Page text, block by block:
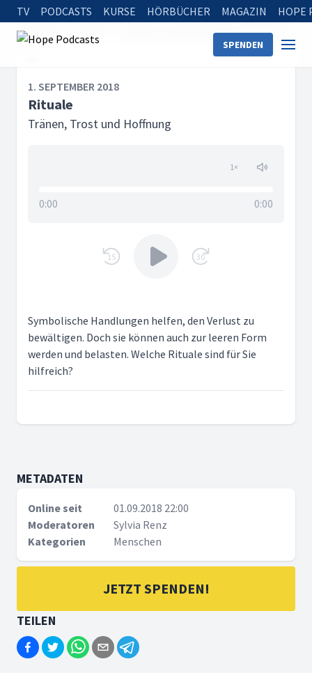
TV PODCASTS KURSE HÖRBÜCHER MAGAZIN HOPE
SPENDEN
Startseite Tränen, Trost und Hoffnung Rituale
1. SEPTEMBER 2018
Rituale
Tränen, Trost und Hoffnung
1×
0:00 0:00
15 30
Symbolische Handlungen helfen, den Verlust zu
bewältigen. Doch sie können auch zur leeren Form
werden und belasten. Welche Rituale sind für Sie
hilfreich?
METADATEN
Online seit
01.09.2018 22:00
Moderatoren
Sylvia Renz
Kategorien
Menschen
JETZT SPENDEN!
TEILEN